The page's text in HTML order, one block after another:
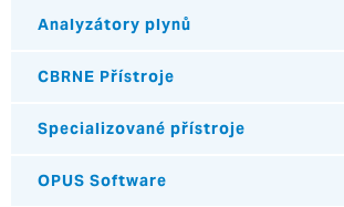
Analyzátory plynů
CBRNE Přístroje
Specializované přístroje
OPUS Software